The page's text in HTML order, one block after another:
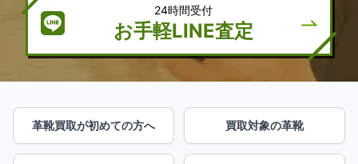
24時間受付
お手軽LINE査定
革靴買取が初めての方へ 買取対象の革靴